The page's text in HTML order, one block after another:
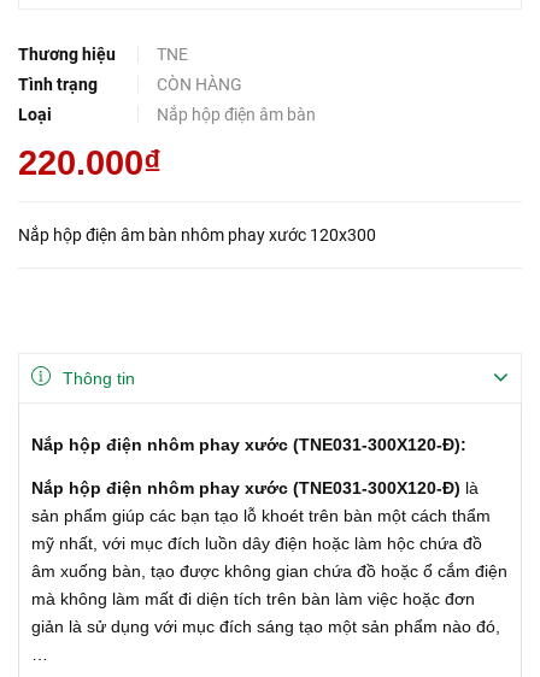
Thương hiệu
TNE
Tình trạng
CÒN HÀNG
Loại
Nắp hộp điện âm bàn
220.000₫
Nắp hộp điện âm bàn nhôm phay xước 120x300
Thông tin
Nắp hộp điện nhôm phay xước (TNE031-300X120-Đ):
Nắp hộp điện nhôm phay xước (TNE031-300X120-Đ) là
sản phẩm giúp các bạn tạo lỗ khoét trên bàn một cách thẩm
mỹ nhất, với mục đích luồn dây điện hoặc làm hộc chứa đồ
âm xuống bàn, tạo được không gian chứa đồ hoặc ổ cắm điện
mà không làm mất đi diện tích trên bàn làm việc hoặc đơn
giản là sử dụng với mục đích sáng tạo một sản phẩm nào đó,